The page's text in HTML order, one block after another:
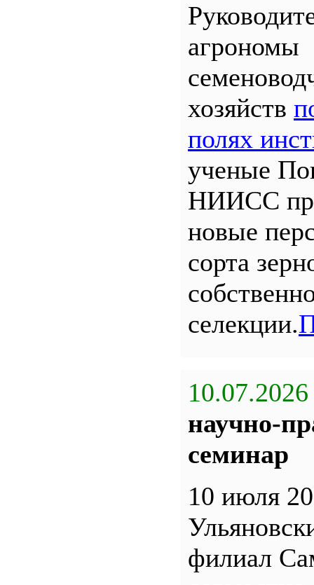
агрономы
хозяйств
полях
ученые
НИИСС
новые
сорта
селекции.
10.07.2026
научно-
семинар
10 июля
филиал